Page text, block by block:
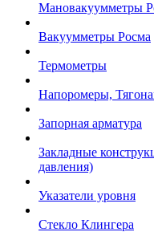
Мановакуумметры
Вакуумметры Росма
Термометры
Напоромеры,
Запорная арматура
Закладные
давления)
Указатели уровня
Стекло Клингера